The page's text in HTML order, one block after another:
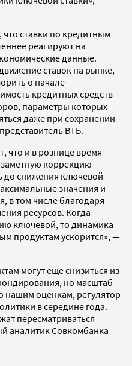
ставки по кредитным
реагируют на
данные.
ставок на рынке,
о начале
кредитных средств
параметры которых
даже при сохранении
ВТБ.
что и в рознице время
коррекцию
до снижения ключевой
значения и
в том числе благодаря
ресурсов. Когда
ключевой, то динамика
продуктам ускорится», —
могут еще снизиться из-
но масштаб
нашим оценкам, регулятор
в середине года.
пересматриваться
аналитик Совкомбанка